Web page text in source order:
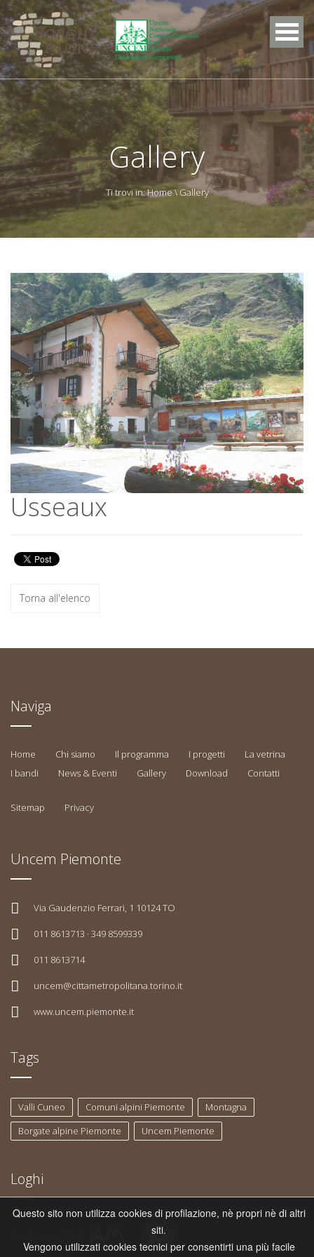
Gallery
Ti trovi in:Home\ Gallery
Usseaux
Torna all'elenco
Naviga
Home Chi siamo Il programma I progetti
La vetrina
I bandi
News & Eventi Gallery Download Contatti
Sitemap Privacy
Uncem Piemonte
Via Gaudenzio Ferrari, 1 10124 TO
011 8613713 · 349 8599339
011 8613714
uncem@cittametropolitana.torino.it
www.uncem.piemonte.it
Tags
Valli Cuneo Comuni alpini Piemonte
Montagna
Borgate alpine Piemonte
Uncem Piemonte
Loghi
Questo sito non utilizza cookies di profilazione, nè propri nè di altri
siti.
Vengono utilizzati cookies tecnici per consentirti una più facile